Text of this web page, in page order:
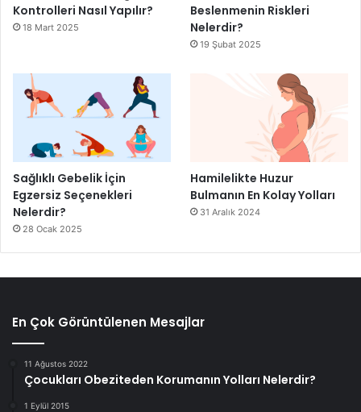
Kontrolleri Nasıl Yapılır?
18 Mart 2025
Beslenmenin Riskleri
Nelerdir?
19 Şubat 2025
Sağlıklı Gebelik İçin
Egzersiz Seçenekleri
Nelerdir?
28 Ocak 2025
Hamilelikte Huzur
Bulmanın En Kolay Yolları
31 Aralık 2024
En Çok Görüntülenen Mesajlar
11 Ağustos 2022
Çocukları Obeziteden Korumanın Yolları Nelerdir?
1 Eylül 2015